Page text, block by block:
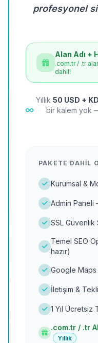
profesyonel
Alan Adı +
.com.tr / .tr
dahil!
Yıllık 50 USD +
bir kalem yok
PAKETE DAHIL
Kurumsal &
Admin Paneli
SSL Güvenlik
Temel SEO
hazır)
Google
İletişim &
1 Yıl Ücretsiz
.com.tr / .tr
Yıllık